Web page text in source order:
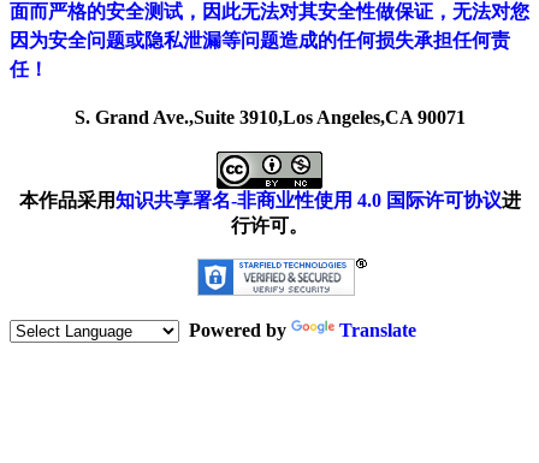
面而严格的安全测试，因此无法对其安全性做保证，无法对您
因为安全问题或隐私泄漏等问题造成的任何损失承担任何责
任！
S. Grand Ave.,Suite 3910,Los Angeles,CA 90071
本作品采用知识共享署名-非商业性使用 4.0 国际许可协议进
行许可。
Powered by Translate